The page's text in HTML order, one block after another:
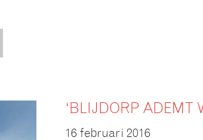
‘BLIJDORP ADEMT
16 februari 2016